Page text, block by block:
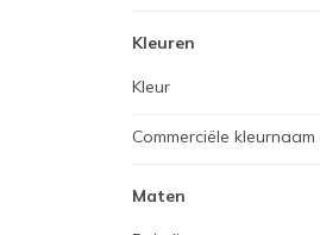
Kleuren
Kleur
Commerciële kleurnaam
Maten